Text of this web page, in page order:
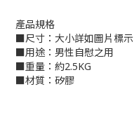
產品規格
■尺寸：大小詳如圖片標示
■用途：男性自慰之用
■重量：約2.5KG
■材質：矽膠